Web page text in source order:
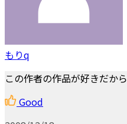
もりq
この作者の作品が好きだから
Good